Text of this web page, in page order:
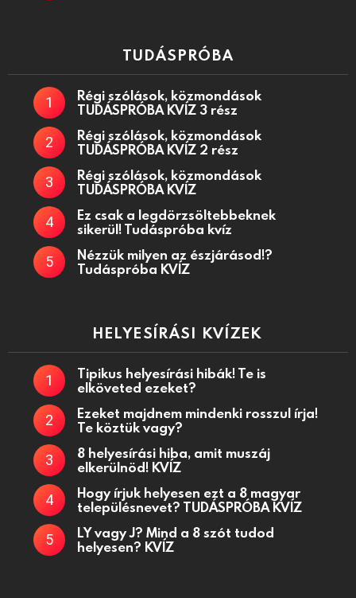
TUDÁSPRÓBA
Régi szólások, közmondások
TUDÁSPRÓBA KVÍZ 3 rész
Régi szólások, közmondások
TUDÁSPRÓBA KVÍZ 2 rész
Régi szólások, közmondások
TUDÁSPRÓBA KVÍZ
Ez csak a legdörzsöltebbeknek
sikerül! Tudáspróba kvíz
Nézzük milyen az észjárásod!?
Tudáspróba KVÍZ
HELYESÍRÁSI KVÍZEK
Tipikus helyesírási hibák! Te is
elköveted ezeket?
Ezeket majdnem mindenki rosszul írja!
Te köztük vagy?
8 helyesírási hiba, amit muszáj
elkerülnöd! KVÍZ
Hogy írjuk helyesen ezt a 8 magyar
településnevet? TUDÁSPRÓBA KVÍZ
LY vagy J? Mind a 8 szót tudod
helyesen? KVÍZ